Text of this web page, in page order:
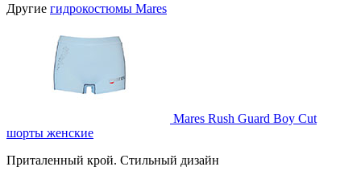
Другие гидрокостюмы Mares
Mares Rush Guard Boy Cut
шорты женские
Приталенный крой. Стильный дизайн